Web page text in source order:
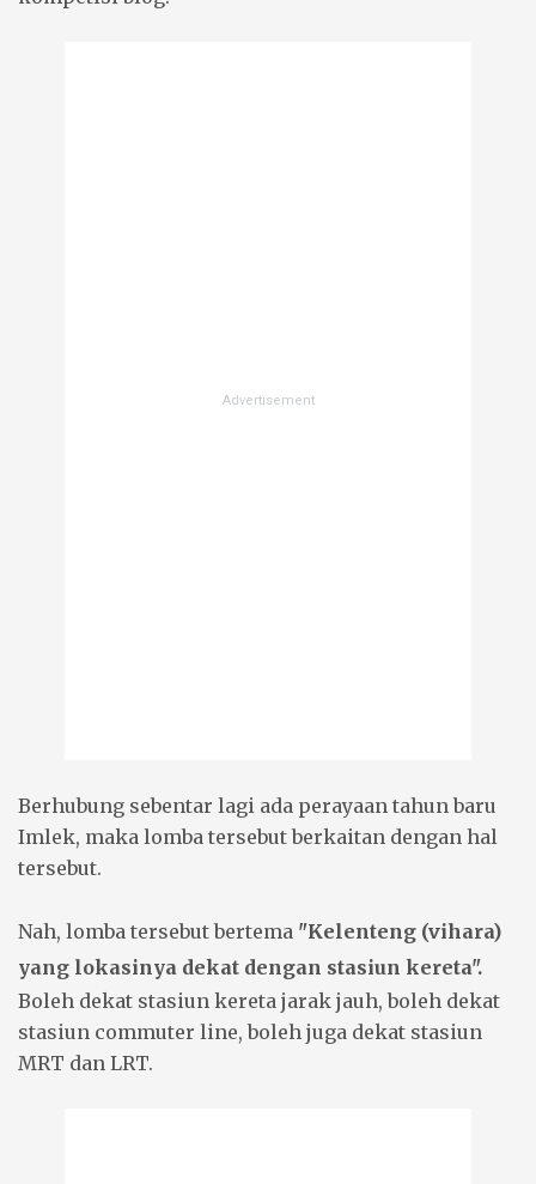
Berhubung sebentar lagi ada perayaan tahun baru
Imlek, maka lomba tersebut berkaitan dengan hal
tersebut.
Nah, lomba tersebut bertema "Kelenteng (vihara)
yang lokasinya dekat dengan stasiun kereta".
Boleh dekat stasiun kereta jarak jauh, boleh dekat
stasiun commuter line, boleh juga dekat stasiun
MRT dan LRT.